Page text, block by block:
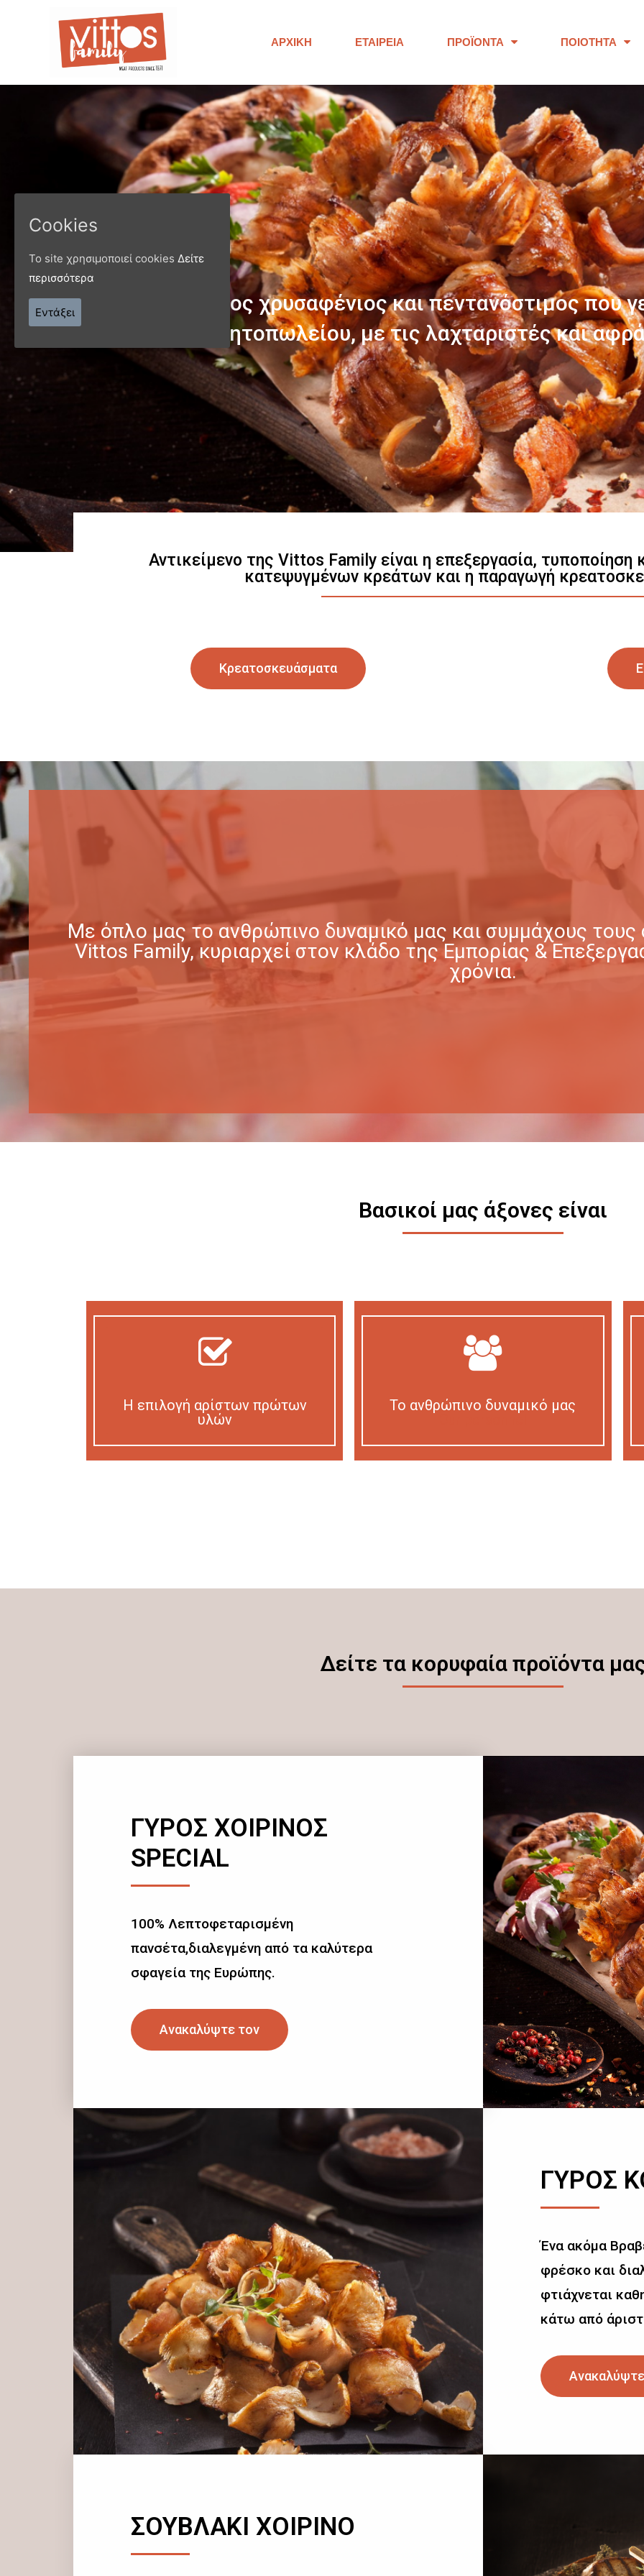
ΑΡΧΙΚΉ ΕΤΑΙΡΕΊΑ ΠΡΟΪΌΝΤΑ ΠΟΙΌΤΗΤΑ
ΠΑΝΩ ΑΠΟ 40 ΧΡΟΝΙΑ
Παράγουμε προϊόντα εξαιρετικής
Γνωρίστε μας
Αντικείμενο της Vittos Family είναι η επεξεργασία,
κατεψυγμένων κρεάτων και η παραγωγή
Κρεατοσκευάσματα
Με όπλο μας το ανθρώπινο δυναμικό μας και συμμάχους τους
Vittos Family, κυριαρχεί στον κλάδο της Εμπορίας &
χρόνια.
Βασικοί μας άξονες είναι
Η επιλογή αρίστων πρώτων
υλών
Το ανθρώπινο δυναμικό μας
Δείτε τα κορυφαία προϊόντα
ΓΥΡΟΣ ΧΟΙΡΙΝΟΣ
SPECIAL
100% Λεπτοφεταρισμένη
πανσέτα,διαλεγμένη από τα καλύτερα
σφαγεία της Ευρώπης.
Ανακαλύψτε τον
ΓΥΡΟΣ
Ένα ακόμα
φρέσκο και
φτιάχνεται
κάτω από
ΣΟΥΒΛΑΚΙ ΧΟΙΡΙΝΟ
Cookies
Το site χρησιμοποιεί cookies Δείτε
περισσότερα
Εντάξει